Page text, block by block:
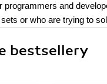
programmers and
or who are trying to
bestsellery